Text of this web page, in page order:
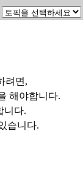
려면,
해야합니다.
니다.
습니다.